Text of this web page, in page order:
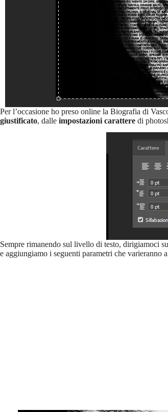
Per l’occasione ho preso online la Biografia di
giustificato, dalle impostazioni carattere di
Sempre rimanendo sul livello di testo, dirigiamoci
e aggiungiamo i seguenti parametri che varieranno